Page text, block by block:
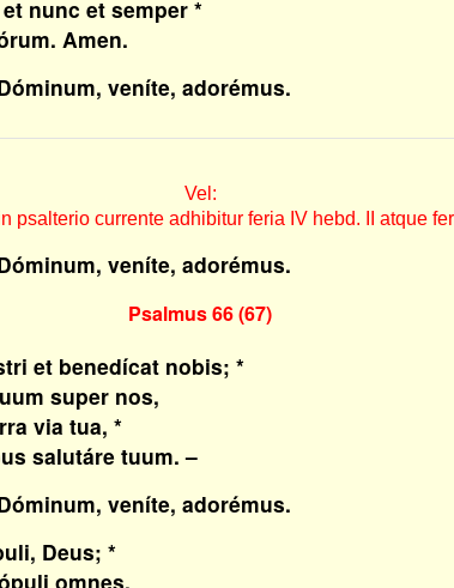
nunc et semper *
Amen.
veníte, adorémus.
Vel:
psalterio currente adhibitur feria IV hebd. II atque
veníte, adorémus.
Psalmus 66 (67)
et benedícat nobis; *
super nos,
via tua, *
salutáre tuum. –
veníte, adorémus.
Deus; *
omnes.